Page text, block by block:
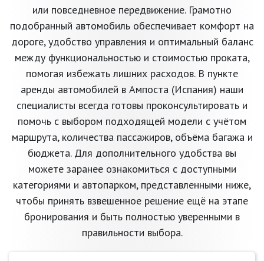
или повседневное передвижение. Грамотно
подобранный автомобиль обеспечивает комфорт на
дороге, удобство управления и оптимальный баланс
между функциональностью и стоимостью проката,
помогая избежать лишних расходов. В пункте
аренды автомобилей в Ампоста (Испания) наши
специалисты всегда готовы проконсультировать и
помочь с выбором подходящей модели с учётом
маршрута, количества пассажиров, объёма багажа и
бюджета. Для дополнительного удобства вы
можете заранее ознакомиться с доступными
категориями и автопарком, представленными ниже,
чтобы принять взвешенное решение ещё на этапе
бронирования и быть полностью уверенными в
правильности выбора.